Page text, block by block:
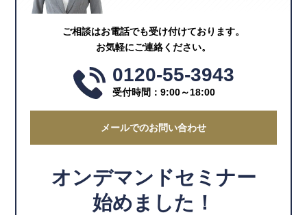
ご相談はお電話でも受け付けております。
お気軽にご連絡ください。
0120-55-3943
受付時間：9:00～18:00
メールでのお問い合わせ
オンデマンドセミナー
始めました！